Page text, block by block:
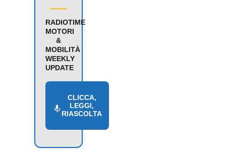
RADIOTIME
MOTORI
&
MOBILITÀ
WEEKLY
UPDATE
CLICCA,
LEGGI,
RIASCOLTA